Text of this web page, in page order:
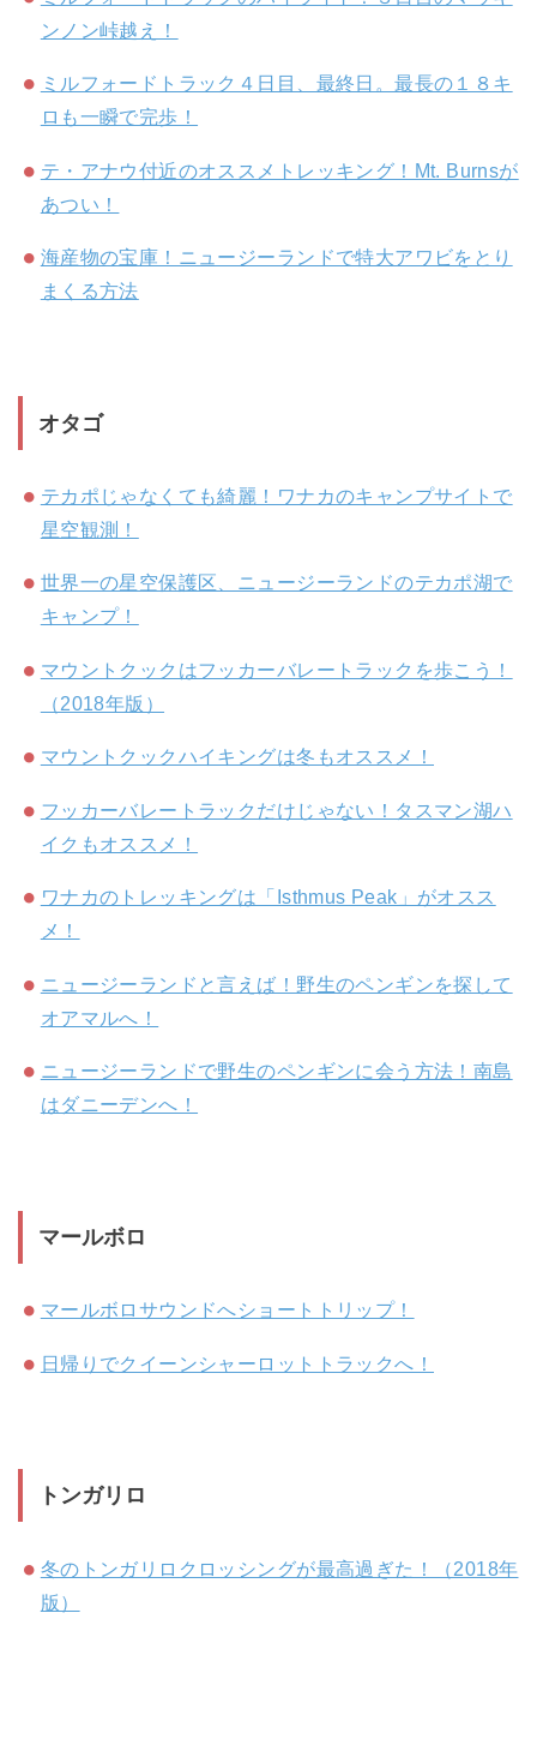
ンノン峠越え！
ミルフォードトラック４日目、最終日。最長の１８キ
ロも一瞬で完歩！
テ・アナウ付近のオススメトレッキング！Mt. Burnsが
あつい！
海産物の宝庫！ニュージーランドで特大アワビをとり
まくる方法
オタゴ
テカポじゃなくても綺麗！ワナカのキャンプサイトで
星空観測！
世界一の星空保護区、ニュージーランドのテカポ湖で
キャンプ！
マウントクックはフッカーバレートラックを歩こう！
（2018年版）
マウントクックハイキングは冬もオススメ！
フッカーバレートラックだけじゃない！タスマン湖ハ
イクもオススメ！
ワナカのトレッキングは「Isthmus Peak」がオスス
メ！
ニュージーランドと言えば！野生のペンギンを探して
オアマルへ！
ニュージーランドで野生のペンギンに会う方法！南島
はダニーデンへ！
マールボロ
マールボロサウンドへショートトリップ！
日帰りでクイーンシャーロットトラックへ！
トンガリロ
冬のトンガリロクロッシングが最高過ぎた！（2018年
版）